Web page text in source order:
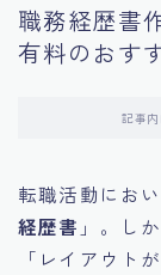
11.キャリア
14.デジタル
職務経歴書
有料のおす
記事
転職活動にお
経歴書 」。し
「レイアウト